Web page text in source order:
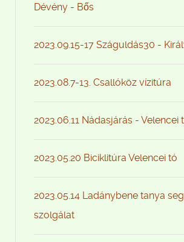
Dévény - Bős
2023.09.15-17 Száguldás30 -
2023.08.7-13. Csallóköz vízitúra
2023.06.11 Nádasjárás - Velencei
2023.05.20 Biciklitúra Velencei tó
2023.05.14 Ladánybene tanya
szolgálat